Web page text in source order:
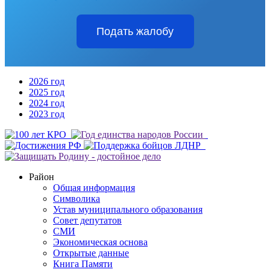
Подать жалобу
2026 год
2025 год
2024 год
2023 год
Район
Общая информация
Символика
Устав муниципального образования
Совет депутатов
СМИ
Экономическая основа
Открытые данные
Книга Памяти